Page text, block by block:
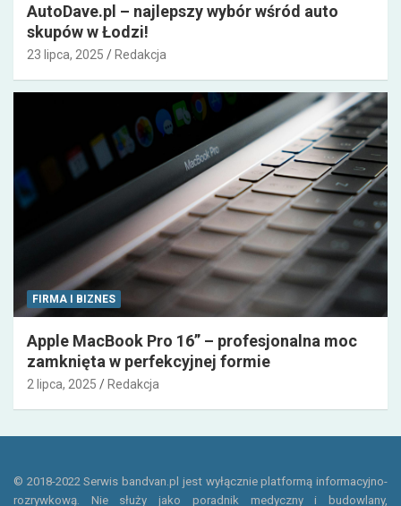
AutoDave.pl – najlepszy wybór wśród auto
skupów w Łodzi!
23 lipca, 2025 Redakcja
FIRMA I BIZNES
Apple MacBook Pro 16” – profesjonalna moc
zamknięta w perfekcyjnej formie
2 lipca, 2025 Redakcja
© 2018-2022 Serwis bandvan.pl jest wyłącznie platformą informacyjno-
rozrywkową. Nie służy jako poradnik medyczny i budowlany,